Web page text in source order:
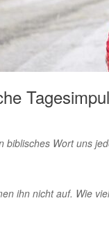
Wort uns
ihn nicht auf. Wie